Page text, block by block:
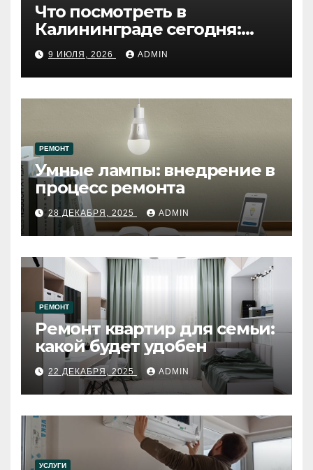
Что посмотреть в
Калининграде сегодня:
путеводитель по самому
западному городу России
9 ИЮЛЯ, 2026 ADMIN
РЕМОНТ
Умные лампы: внедрение в
процесс ремонта
28 ДЕКАБРЯ, 2025 ADMIN
РЕМОНТ
Ремонт квартир для семьи:
какой будет удобен
22 ДЕКАБРЯ, 2025 ADMIN
УСЛУГИ